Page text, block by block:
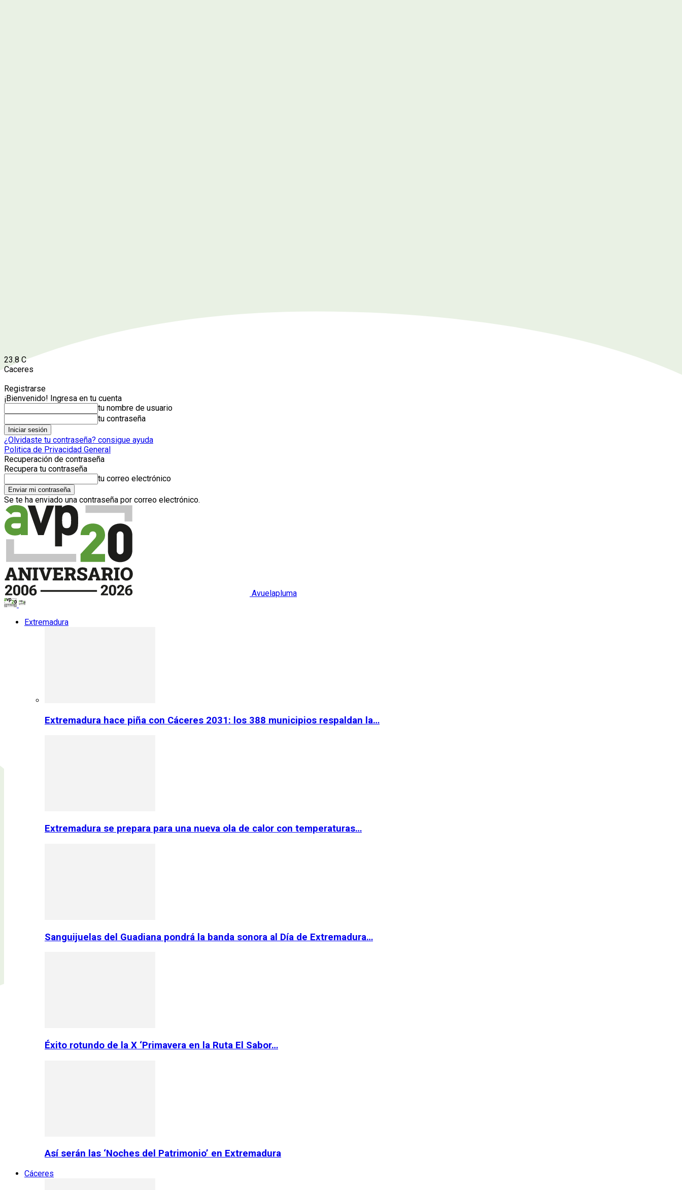
23.8 C
Caceres
Registrarse
¡Bienvenido! Ingresa en tu cuenta
tu nombre de usuario
tu contraseña
¿Olvidaste tu contraseña? consigue ayuda
Politica de Privacidad General
Recuperación de contraseña
Recupera tu contraseña
tu correo electrónico
Se te ha enviado una contraseña por correo electrónico.
Avuelapluma
Extremadura
Extremadura hace piña con Cáceres 2031: los 388 municipios respaldan la…
Extremadura se prepara para una nueva ola de calor con temperaturas…
Sanguijuelas del Guadiana pondrá la banda sonora al Día de Extremadura…
Éxito rotundo de la X ‘Primavera en la Ruta El Sabor…
Así serán las ‘Noches del Patrimonio’ en Extremadura
Cáceres